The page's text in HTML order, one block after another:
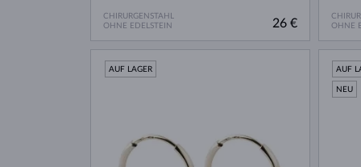
CHIRURGENSTAHL
OHNE EDELSTEIN
26 €
OHNE
AUF LAGER AUF
NEU